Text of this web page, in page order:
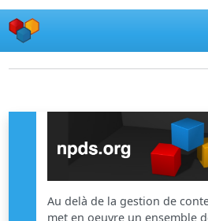
Au delà de la gestion de
met en oeuvre un ensemble